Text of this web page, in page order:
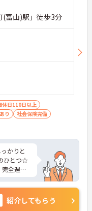
(富山)駅」徒歩3分
休日110日以上
り
社会保険完備
かりと
ひとつ☆
全週休2
、さらに
くださ
紹介してもらう